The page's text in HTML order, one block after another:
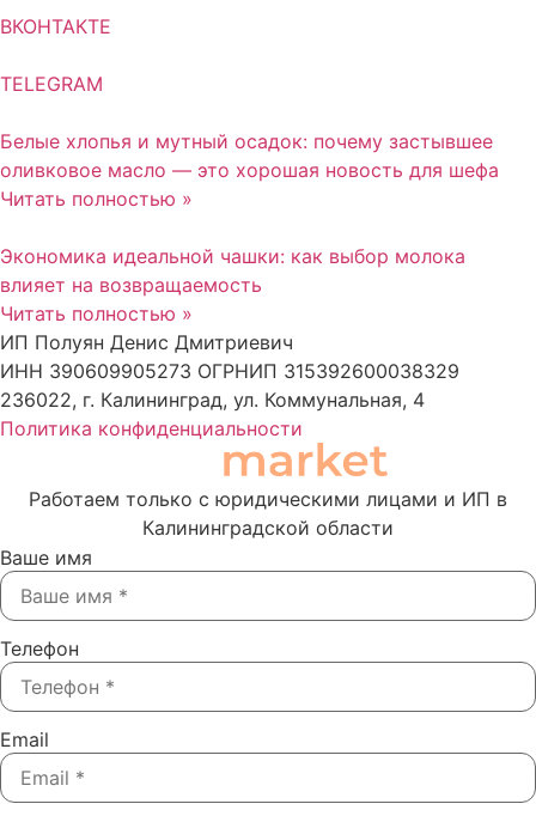
ВКОНТАКТЕ
TELEGRAM
Белые хлопья и мутный осадок: почему застывшее
оливковое масло — это хорошая новость для шефа
Читать полностью »
Экономика идеальной чашки: как выбор молока
влияет на возвращаемость
Читать полностью »
ИП Полуян Денис Дмитриевич
ИНН 390609905273 ОГРНИП 315392600038329
236022, г. Калининград, ул. Коммунальная, 4
Политика конфиденциальности
Работаем только с юридическими лицами и ИП в
Калининградской области
Ваше имя
Телефон
Email